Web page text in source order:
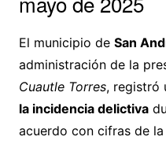
El municipio de San
administración de la
Cuautle Torres, registró
la incidencia delictiva
acuerdo con cifras de la